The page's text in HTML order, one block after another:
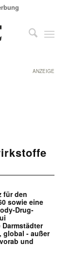
ANZEIGE
für den
sowie eine
Drug-
global - außer
und